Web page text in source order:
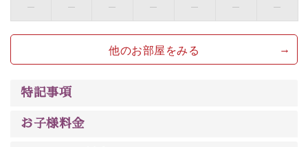
※年末年始及び御柱祭前後は運行しておりません
以上がプラン内容です。
上諏訪温泉“しんゆ”なら諏訪大社など歴史ある諏訪の街
清らかな源泉、
みを感じていただける、美しく癒される宿で贅沢に幸せ
— — — — — — —
他のお部屋をみる
特記事項
お子様料金